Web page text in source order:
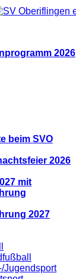
2026
beim SVO
2026
mit
2027
Jugendsport